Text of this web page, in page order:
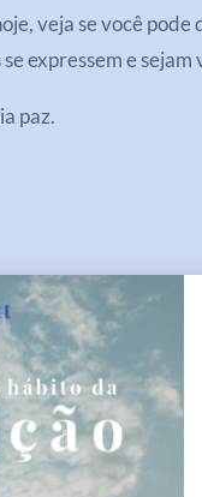
veja se você pode
expressem e
paz.